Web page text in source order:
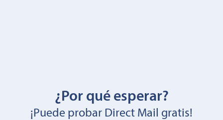
¿Por qué esperar?
¡Puede probar Direct Mail gratis!